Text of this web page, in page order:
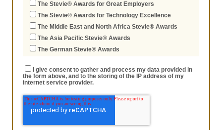
The Stevie® Awards for Great Employers
The Stevie® Awards for Technology Excellence
The Middle East and North Africa Stevie® Awards
The Asia Pacific Stevie® Awards
The German Stevie® Awards
I give consent to gather and process my data provided in
the form above, and to the storing of the IP address of my
internet service provider.